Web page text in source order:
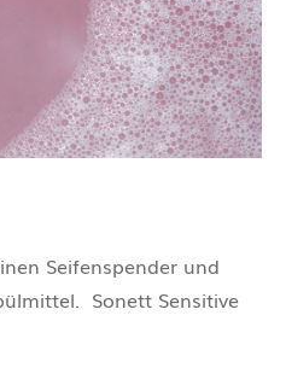
Seifenspender und
Sonett Sensitive